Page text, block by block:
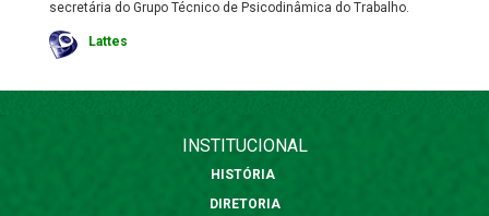
secretária do Grupo Técnico de Psicodinâmica do Trabalho.
Lattes
INSTITUCIONAL
HISTÓRIA
DIRETORIA